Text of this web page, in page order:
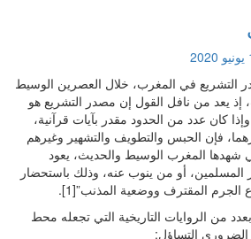
التشريع في المغرب، خلال العصرين الوسيط
إذ يعد من نافل القول إن مصدر التشريع هو
كان عدد من الحدود مقدر بآيات قرآنية،
فإن الحبس والتطويف والتشهير وغيرهم
شهدها المغرب الوسيط والحديث، يعود
المسلمين، أو من ينوب عنه، وذلك باستحضار
المقترف ووضعية المذنب”[1].
من الروايات التاريخية التي تجعله محط
التساؤل: